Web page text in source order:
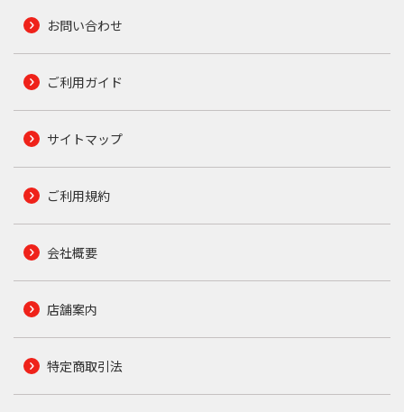
お問い合わせ
ご利用ガイド
サイトマップ
ご利用規約
会社概要
店舗案内
特定商取引法